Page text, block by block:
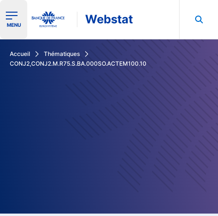
Ouvrir le menu de navigation
MENU Webstat
Accueil
Thématiques
CONJ2,CONJ2.M.R75.S.BA.000SO.ACTEM100.10